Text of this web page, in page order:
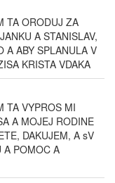
TA ORODUJ ZA
A STANISLAV,
A ABY SPLANULA V
KRISTA VDAKA
TA VYPROS MI
A MOJEJ RODINE
DAKUJEM, A sV
A POMOC A